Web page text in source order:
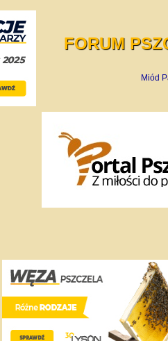
FORUM
Miód